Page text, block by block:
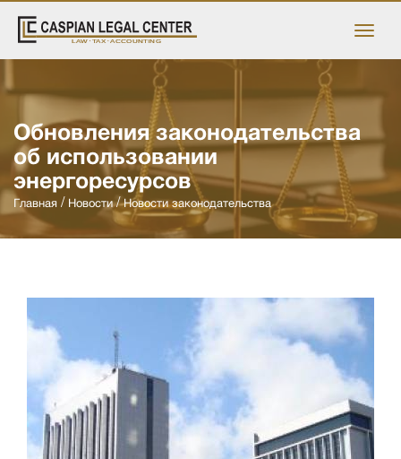
Обновления законодательства
об использовании
энергоресурсов
Главная Новости Новости законодательства